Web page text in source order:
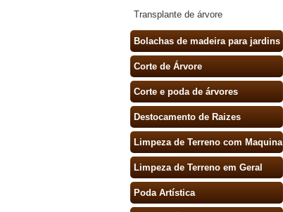
Transplante de árvore
Bolachas de madeira para jardins
Corte de Árvore
Corte e poda de árvores
Destocamento de Raizes
Limpeza de Terreno com Maquina
Limpeza de Terreno em Geral
Poda Artística